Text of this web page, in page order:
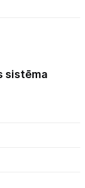
sistēma